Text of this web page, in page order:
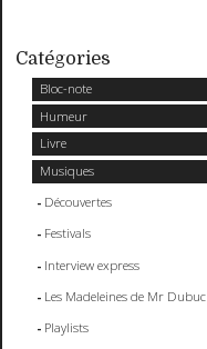
Catégories
Bloc-note
Humeur
Livre
Musiques
Découvertes
Festivals
Interview express
Les Madeleines de Mr Dubuc
Playlists